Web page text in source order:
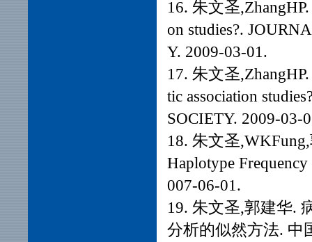
16. 朱文圣
on studies?.
Y. 2009-03-01.
17. 朱文圣
tic association
SOCIETY. 2009-03-
18. 朱文圣
Haplotype
007-06-01.
19. 朱文圣,郭建华.
分析的似然方法. 中